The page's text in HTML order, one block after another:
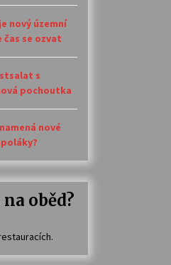
nový územní
čas se ozvat
s
pochoutka
nové
oběd?